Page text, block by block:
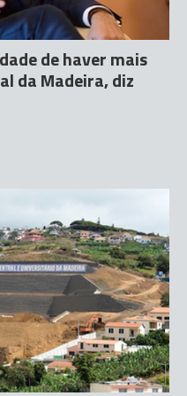
de haver mais
da Madeira, diz